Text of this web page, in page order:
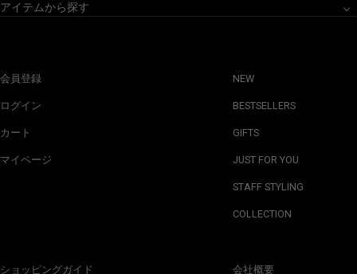
アイテムから探す
会員登録
ログイン
カート
マイページ
ショッピングガイド
NEW
BESTSELLERS
GIFTS
JUST FOR YOU
STAFF STYLING
COLLECTION
会社概要